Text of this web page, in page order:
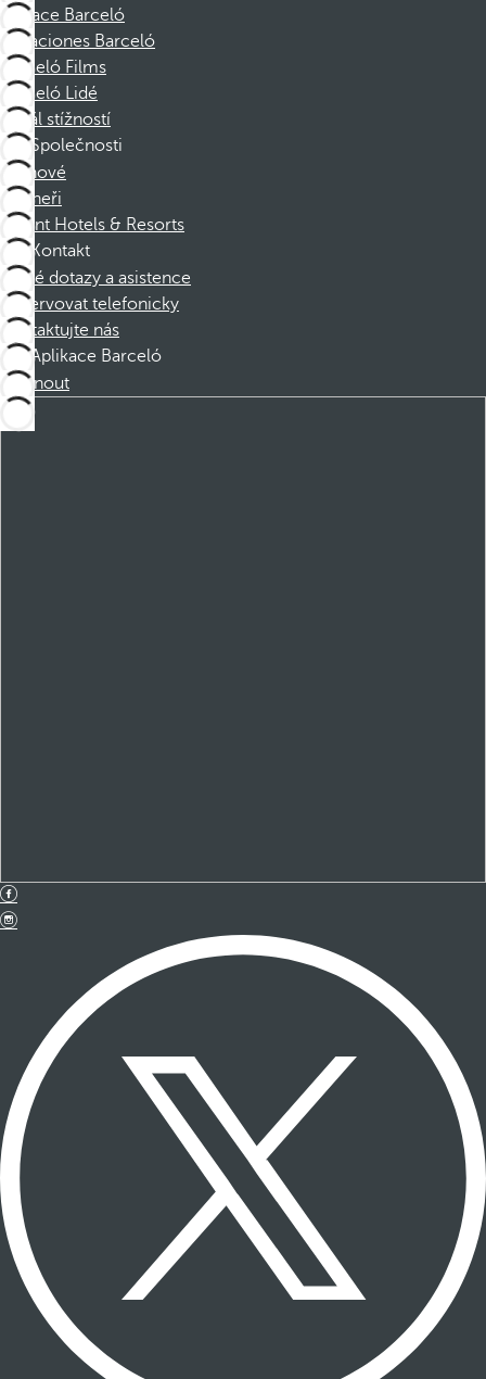
Nadace Barceló
Vacaciones Barceló
Barceló Films
Barceló Lidé
Kanál stížností
Společnosti
Členové
Partneři
Dorint Hotels & Resorts
Kontakt
Časté dotazy a asistence
Rezervovat telefonicky
Kontaktujte nás
Aplikace Barceló
Stáhnout